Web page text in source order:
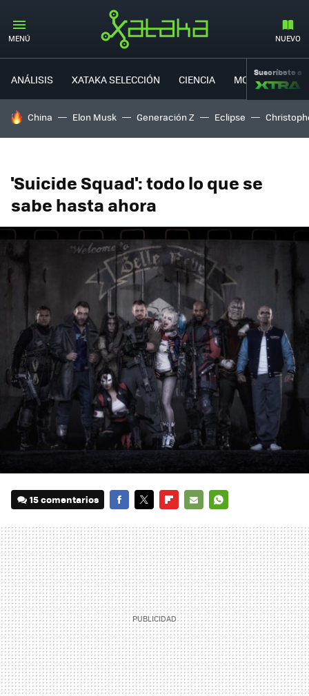
MENÚ NUEVO
ANÁLISIS XATAKA SELECCIÓN CIENCIA MOVILIDAD
Suscríbete a
HOY SE HABLA DE
China Elon Musk Generación Z Eclipse
'Suicide Squad': todo lo que se
sabe hasta ahora
15 comentarios
MAIL